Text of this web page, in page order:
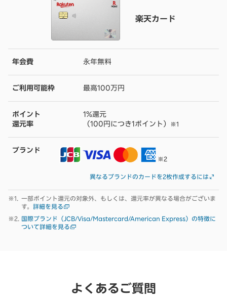
楽天カード
年会費 永年無料
ご利用可能枠 最高100万円
ポイント
還元率
1%還元
（100円につき1ポイント）
※1
ブランド
※2
異なるブランドのカードを2枚作成するには
一部ポイント還元の対象外、もしくは、還元率が異なる場合がございま
す。 詳細を見る
国際ブランド（JCB/Visa/Mastercard/American Express）の特徴に
ついて詳細を見る
よくあるご質問